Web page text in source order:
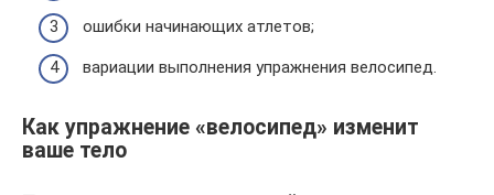
ошибки начинающих атлетов;
вариации выполнения упражнения велосипед.
Как упражнение «велосипед» изменит
ваше тело